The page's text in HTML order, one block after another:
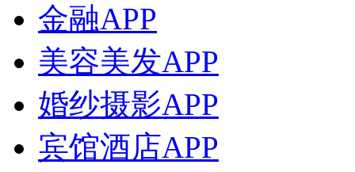
金融APP
美容美发APP
婚纱摄影APP
宾馆酒店APP